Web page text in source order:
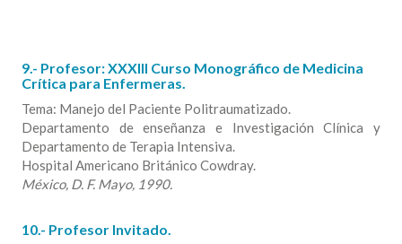
9.- Profesor: XXXIII Curso Monográfico de Medicina
Crítica para Enfermeras.
Tema: Manejo del Paciente Politraumatizado.
Departamento de enseñanza e Investigación Clínica y
Departamento de Terapia Intensiva.
Hospital Americano Británico Cowdray.
México, D. F. Mayo, 1990.
10.- Profesor Invitado.